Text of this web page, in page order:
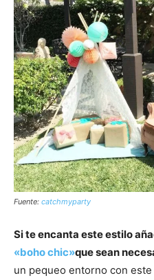
Fuente: catchmyparty
Si te encanta este estilo
«boho chic»que sean
un pequeo entorno con